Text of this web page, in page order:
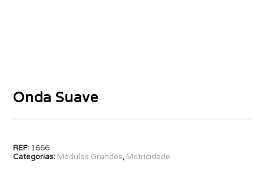
Onda Suave
REF: 1666
Categorias: Módulos Grandes, Motricidade